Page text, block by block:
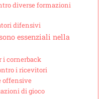
diverse formazioni
difensivi
essenziali nella
i cornerback
i ricevitori
offensive
di gioco